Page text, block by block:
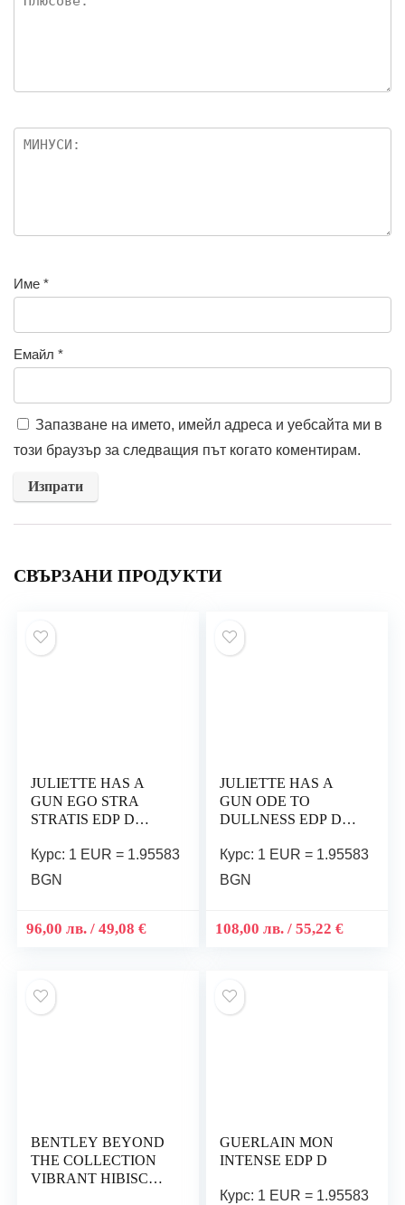
Име *
Емайл *
Запазване на името, имейл адреса и уебсайта ми в
този браузър за следващия път когато коментирам.
СВЪРЗАНИ ПРОДУКТИ
JULIETTE HAS A
GUN EGO STRA
STRATIS EDP D
ОПАКОВКА
Курс: 1 EUR = 1.95583
BGN
96,00лв. / 49,08 €
JULIETTE HAS A
GUN ODE TO
DULLNESS EDP D
ОПАКОВКА
Курс: 1 EUR = 1.95583
BGN
108,00лв. / 55,22 €
BENTLEY BEYOND
THE COLLECTION
VIBRANT HIBISCUS
GUERLAIN MON
INTENSE EDP D
Курс: 1 EUR = 1.95583